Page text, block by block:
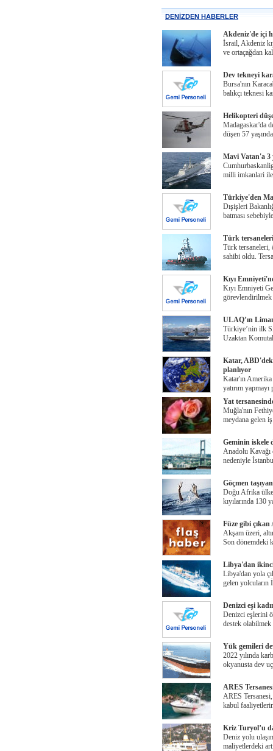
DENİZDEN HABERLER
Akdeniz'de içi
İsrail, Akdeniz
ve ortaçağdan
Dev tekneyi
Bursa'nın
balıkçı teknesi
Helikopteri
Madagaskar'da
düşen 57
Mavi Vatan'a
milli imkanlari
Türkiye'den
Dışişleri
batması
Türk
Türk tersaneleri,
sahibi oldu.
Kıyı
Kıyı Emniyeti
ULAQ’ın
Türkiye’nin ilk
Uzaktan
Katar,
planlıyor
Katar'ın
yatırım
Yat
Muğla'nın
meydana gelen
Geminin iskele
Anadolu
nedeniyle
Göçmen
Doğu Afrika
kıyılarında 130
Füze gibi çıkan
Akşam üzeri,
Son dönemdeki
Libya'dan
Libya'dan yola
gelen
Denizci eşi
Denizci eşlerini
destek
Yük gemileri
2022 yılında
okyanusta dev
ARES
ARES
kabul
Kriz Turyol’u
Deniz yolu
maliyetlerdeki